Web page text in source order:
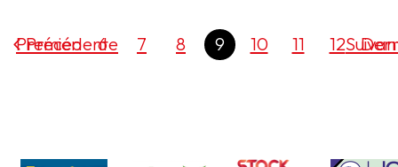
Précédente
Premier 6 7 8 9 10 11 12